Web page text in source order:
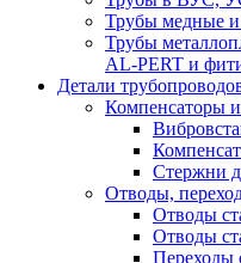
Трубы медные
Трубы
AL-PERT и
Детали
Компенсаторы
Стержни
Отводы,
Отводы
Отводы
Переходы